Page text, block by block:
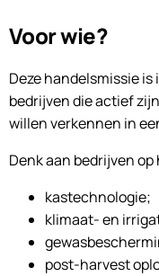
Voor wie?
Deze handelsmissie
bedrijven die actief
willen verkennen in
Denk aan bedrijven
kastechnologie;
klimaat- en
post-harvest